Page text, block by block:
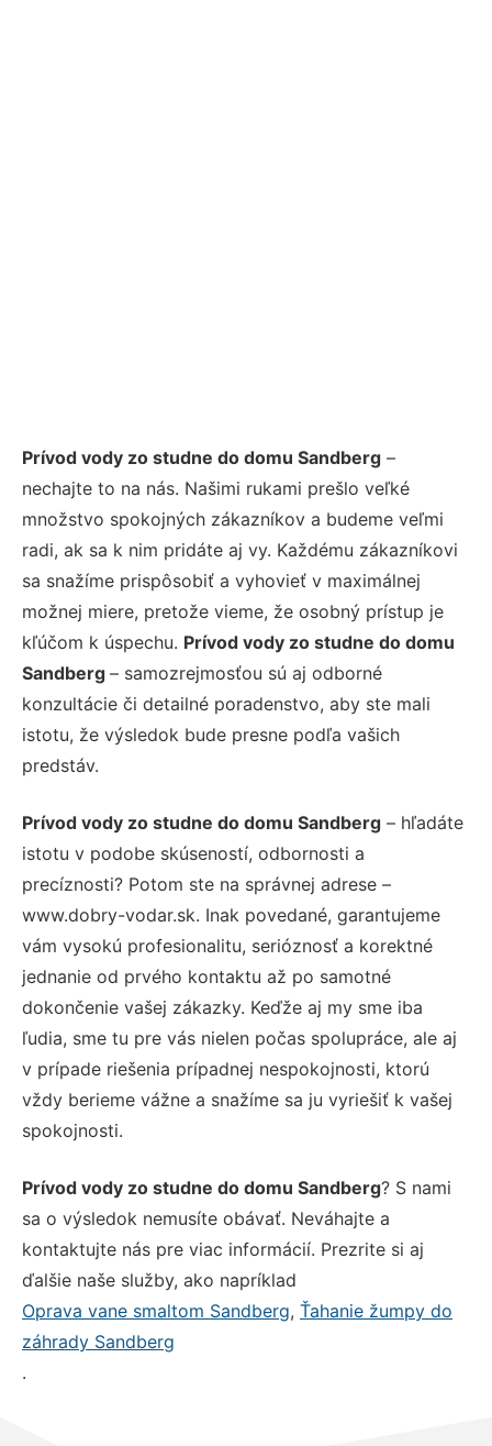
Prívod vody zo studne do domu Sandberg –
nechajte to na nás. Našimi rukami prešlo veľké
množstvo spokojných zákazníkov a budeme veľmi
radi, ak sa k nim pridáte aj vy. Každému zákazníkovi
sa snažíme prispôsobiť a vyhovieť v maximálnej
možnej miere, pretože vieme, že osobný prístup je
kľúčom k úspechu. Prívod vody zo studne do domu
Sandberg – samozrejmosťou sú aj odborné
konzultácie či detailné poradenstvo, aby ste mali
istotu, že výsledok bude presne podľa vašich
predstáv.
Prívod vody zo studne do domu Sandberg – hľadáte
istotu v podobe skúseností, odbornosti a
precíznosti? Potom ste na správnej adrese –
www.dobry-vodar.sk. Inak povedané, garantujeme
vám vysokú profesionalitu, serióznosť a korektné
jednanie od prvého kontaktu až po samotné
dokončenie vašej zákazky. Keďže aj my sme iba
ľudia, sme tu pre vás nielen počas spolupráce, ale aj
v prípade riešenia prípadnej nespokojnosti, ktorú
vždy berieme vážne a snažíme sa ju vyriešiť k vašej
spokojnosti.
Prívod vody zo studne do domu Sandberg? S nami
sa o výsledok nemusíte obávať. Neváhajte a
kontaktujte nás pre viac informácií. Prezrite si aj
ďalšie naše služby, ako napríklad
Oprava vane smaltom Sandberg, Ťahanie žumpy do
záhrady Sandberg
.